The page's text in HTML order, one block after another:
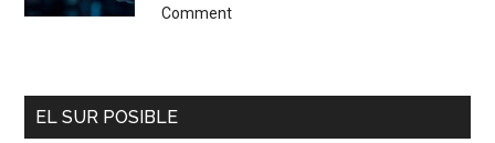
Comment
EL SUR POSIBLE